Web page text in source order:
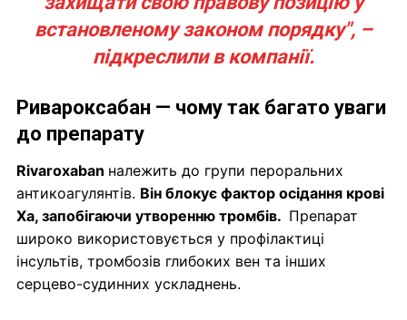
встановленому законом порядку", –
підкреслили в компанії.
Ривароксабан — чому так багато уваги
до препарату
Rivaroxaban належить до групи пероральних
антикоагулянтів. Він блокує фактор осідання крові
Xa, запобігаючи утворенню тромбів. Препарат
широко використовується у профілактиці
інсультів, тромбозів глибоких вен та інших
серцево-судинних ускладнень.